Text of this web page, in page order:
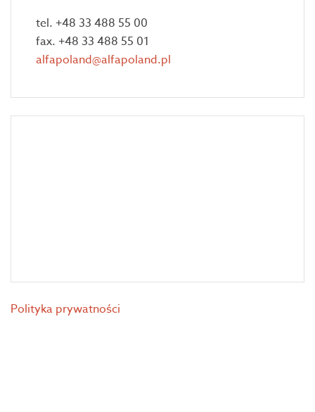
tel. +48 33 488 55 00
fax. +48 33 488 55 01
alfapoland@alfapoland.pl
Polityka prywatności